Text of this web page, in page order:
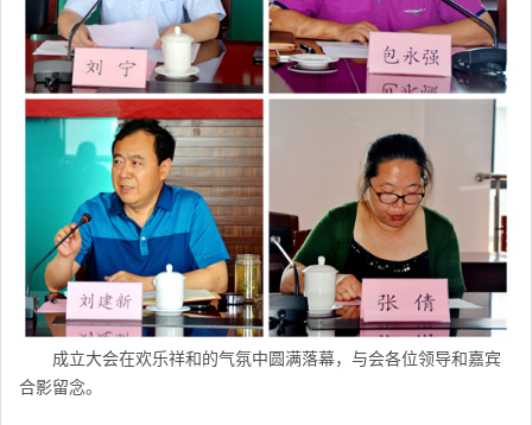
成立大会在欢乐祥和的气氛中圆满落幕，与会各位领导和嘉宾
合影留念。